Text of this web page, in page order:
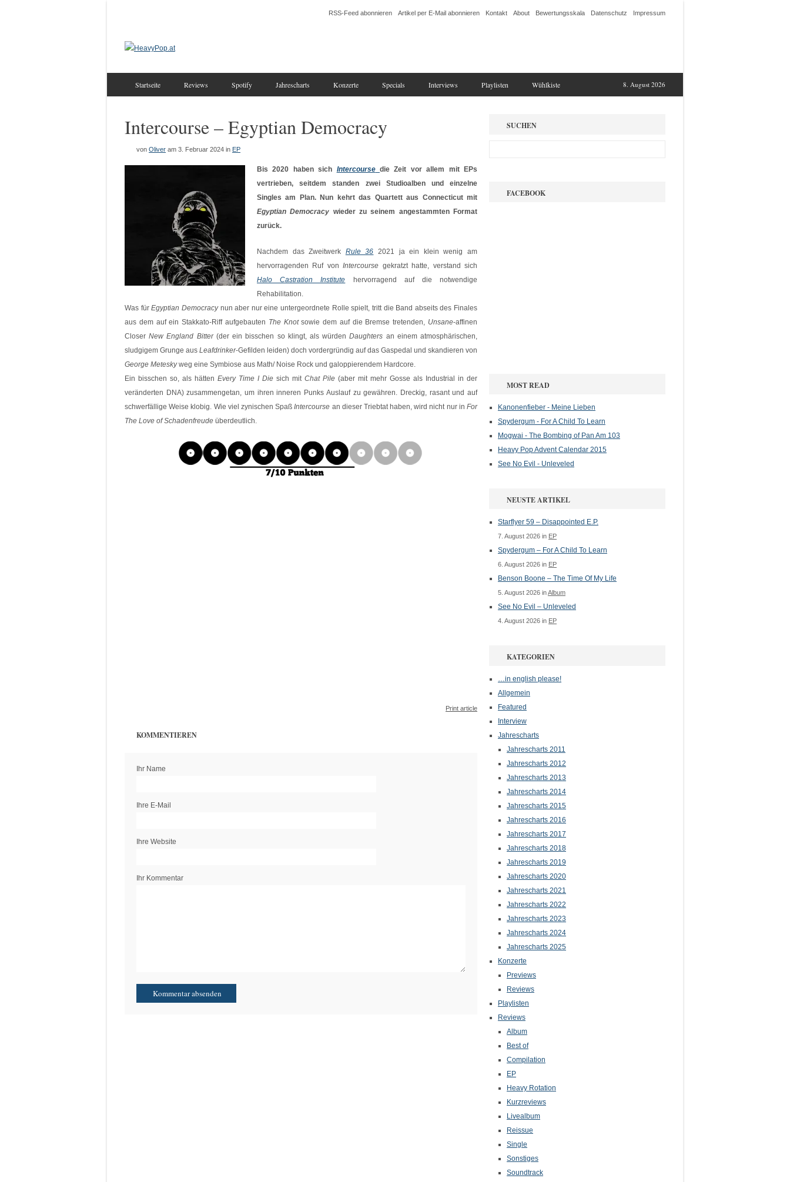
RSS-Feed abonnieren Artikel per E-Mail abonnieren Kontakt About Bewertungsskala Datenschutz Impressum
8. August 2026
Startseite Reviews Spotify Jahrescharts Konzerte Specials Interviews Playlisten Wühlkiste
Intercourse – Egyptian Democracy
von Oliver am 3. Februar 2024 in EP
Bis 2020 haben sich Intercourse die Zeit vor allem mit EPs
vertrieben, seitdem standen zwei Studioalben und einzelne
Singles am Plan. Nun kehrt das Quartett aus Connecticut mit
Egyptian Democracy wieder zu seinem angestammten Format
zurück.
Nachdem das Zweitwerk Rule 36 2021 ja ein klein wenig am
hervorragenden Ruf vonIntercourse gekratzt hatte, verstand sich
Halo Castration Institute hervorragend auf die notwendige
Rehabilitation.
Was fürEgyptian Democracynun aber nur eine untergeordnete Rolle spielt, tritt die Band abseits des Finales
aus dem auf ein Stakkato-Riff aufgebauten The Knotsowie dem auf die Bremse tretenden, Unsane-affinen
CloserNew England Bitter(der ein bisschen so klingt, als würdenDaughters an einem atmosphärischen,
sludgigem Grunge aus Leafdrinker-Gefilden leiden) doch vordergründig auf das Gaspedal und skandieren von
George Meteskyweg eine Symbiose aus Math/ Noise Rock und galoppierendem Hardcore.
Ein bisschen so, als hätten Every Time I Die sich mit Chat Pile (aber mit mehr Gosse als Industrial in der
veränderten DNA) zusammengetan, um ihren inneren Punks Auslauf zu gewähren. Dreckig, rasant und auf
schwerfällige Weise klobig. Wie viel zynischen SpaßIntercourse an dieser Triebtat haben, wird nicht nur in For
The Love of Schadenfreude überdeutlich.
Print article
KOMMENTIEREN
Ihr Name
Ihre E-Mail
Ihre Website
Ihr Kommentar
SUCHEN
FACEBOOK
MOST READ
Kanonenfieber - Meine Lieben
Spydergum - For A Child To Learn
Mogwai - The Bombing of Pan Am 103
Heavy Pop Advent Calendar 2015
See No Evil - Unleveled
NEUSTE ARTIKEL
Starflyer 59 – Disappointed E.P.
7. August 2026 in EP
Spydergum – For A Child To Learn
6. August 2026 in EP
Benson Boone – The Time Of My Life
5. August 2026 inAlbum
See No Evil – Unleveled
4. August 2026 in EP
KATEGORIEN
…in english please!
Allgemein
Featured
Interview
Jahrescharts
Jahrescharts 2011
Jahrescharts 2012
Jahrescharts 2013
Jahrescharts 2014
Jahrescharts 2015
Jahrescharts 2016
Jahrescharts 2017
Jahrescharts 2018
Jahrescharts 2019
Jahrescharts 2020
Jahrescharts 2021
Jahrescharts 2022
Jahrescharts 2023
Jahrescharts 2024
Jahrescharts 2025
Konzerte
Previews
Reviews
Playlisten
Reviews
Album
Best of
Compilation
EP
Heavy Rotation
Kurzreviews
Livealbum
Reissue
Single
Sonstiges
Soundtrack